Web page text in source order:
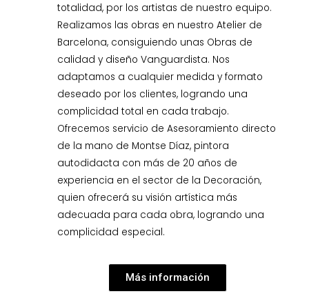
totalidad, por los artistas de nuestro equipo.
Realizamos las obras en nuestro Atelier de
Barcelona, consiguiendo unas Obras de
calidad y diseño Vanguardista. Nos
adaptamos a cualquier medida y formato
deseado por los clientes, logrando una
complicidad total en cada trabajo.
Ofrecemos servicio de Asesoramiento directo
de la mano de Montse Díaz, pintora
autodidacta con más de 20 años de
experiencia en el sector de la Decoración,
quien ofrecerá su visión artística más
adecuada para cada obra, logrando una
complicidad especial.
Más información